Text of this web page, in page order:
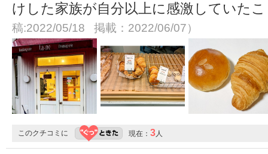
けした家族が自分以上に感激していた
稿:2022/05/18 掲載：2022/06/07）
このクチコミに 現在： 3人